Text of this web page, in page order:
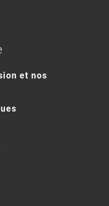
et nos